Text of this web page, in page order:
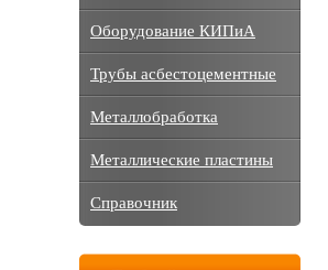
Оборудование КИПиА
Трубы асбестоцементные
Металлобработка
Металлические пластины
Справочник